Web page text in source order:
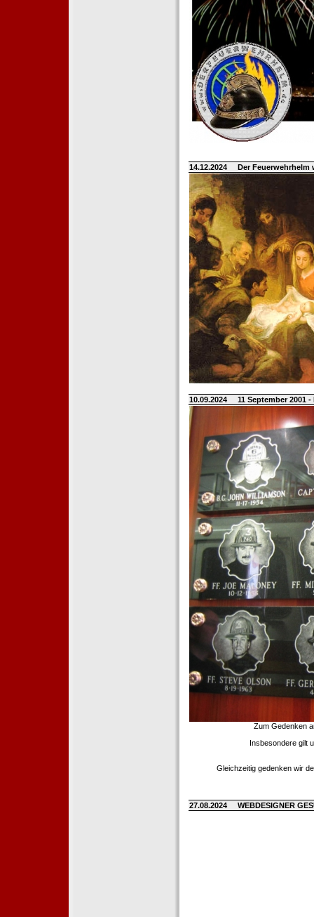
14.12.2024 Der
10.09.2024 11 September 2001
Zum Gedenken
Insbesondere gilt
Gleichzeitig gedenken wir
27.08.2024 WEBDESIGNER